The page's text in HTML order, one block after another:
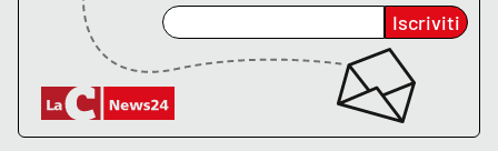
Iscriviti